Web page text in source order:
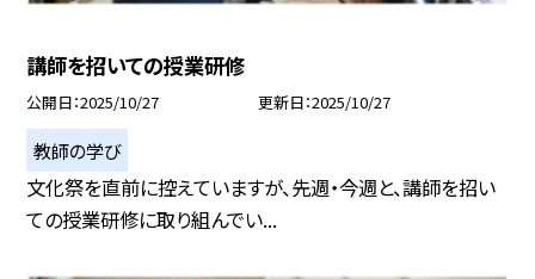
講師を招いての授業研修
公開日 2025/10/27 更新日 2025/10/27
教師の学び
文化祭を直前に控えていますが、先週・今週と、講師を招い
ての授業研修に取り組んでい...